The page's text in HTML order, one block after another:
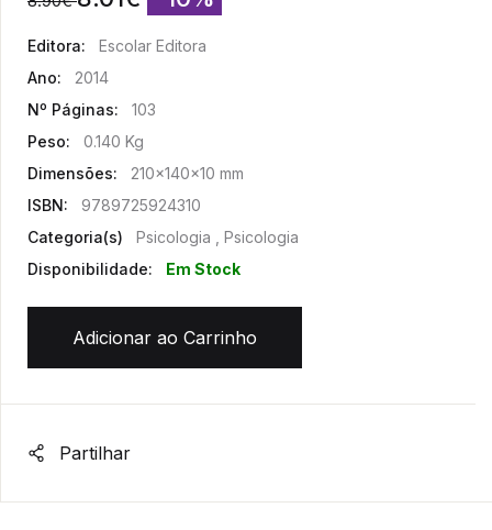
Editora:
Escolar Editora
Ano:
2014
Nº Páginas:
103
Peso:
0.140 Kg
Dimensões:
210x140x10 mm
ISBN:
9789725924310
Categoria(s)
Psicologia , Psicologia
Disponibilidade:
Em Stock
Adicionar ao Carrinho
Partilhar